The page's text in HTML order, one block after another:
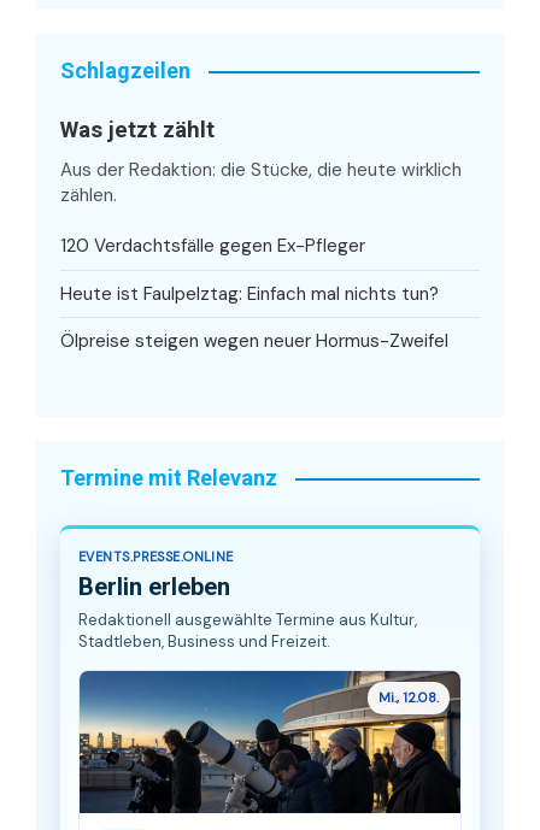
Schlagzeilen
Was jetzt zählt
Aus der Redaktion: die Stücke, die heute wirklich
zählen.
120 Verdachtsfälle gegen Ex-Pfleger
Heute ist Faulpelztag: Einfach mal nichts tun?
Ölpreise steigen wegen neuer Hormus-Zweifel
Termine mit Relevanz
EVENTS.PRESSE.ONLINE
Berlin erleben
Redaktionell ausgewählte Termine aus Kultur,
Stadtleben, Business und Freizeit.
Mi., 12.08.